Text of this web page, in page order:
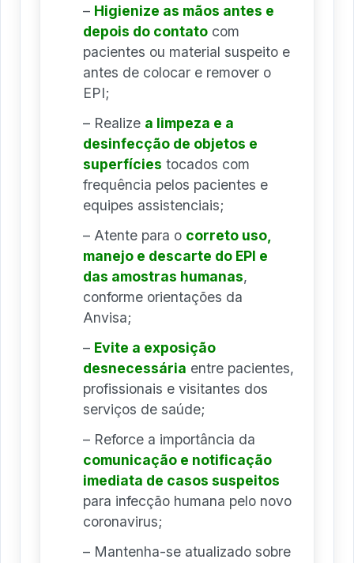
– Higienize as mãos antes e
depois do contato com
pacientes ou material suspeito e
antes de colocar e remover o
EPI;
– Realize a limpeza e a
desinfecção de objetos e
superfícies tocados com
frequência pelos pacientes e
equipes assistenciais;
– Atente para o correto uso,
manejo e descarte do EPI e
das amostras humanas,
conforme orientações da
Anvisa;
– Evite a exposição
desnecessária entre pacientes,
profissionais e visitantes dos
serviços de saúde;
– Reforce a importância da
comunicação e notificação
imediata de casos suspeitos
para infecção humana pelo novo
coronavirus;
– Mantenha-se atualizado sobre